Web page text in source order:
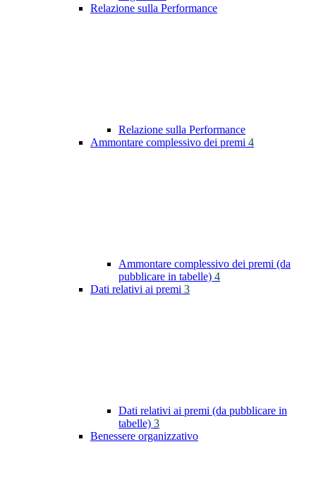
Relazione sulla Performance
Relazione sulla Performance
Ammontare complessivo dei premi 4
Ammontare complessivo dei premi (da
pubblicare in tabelle) 4
Dati relativi ai premi 3
Dati relativi ai premi (da pubblicare in
tabelle) 3
Benessere organizzativo